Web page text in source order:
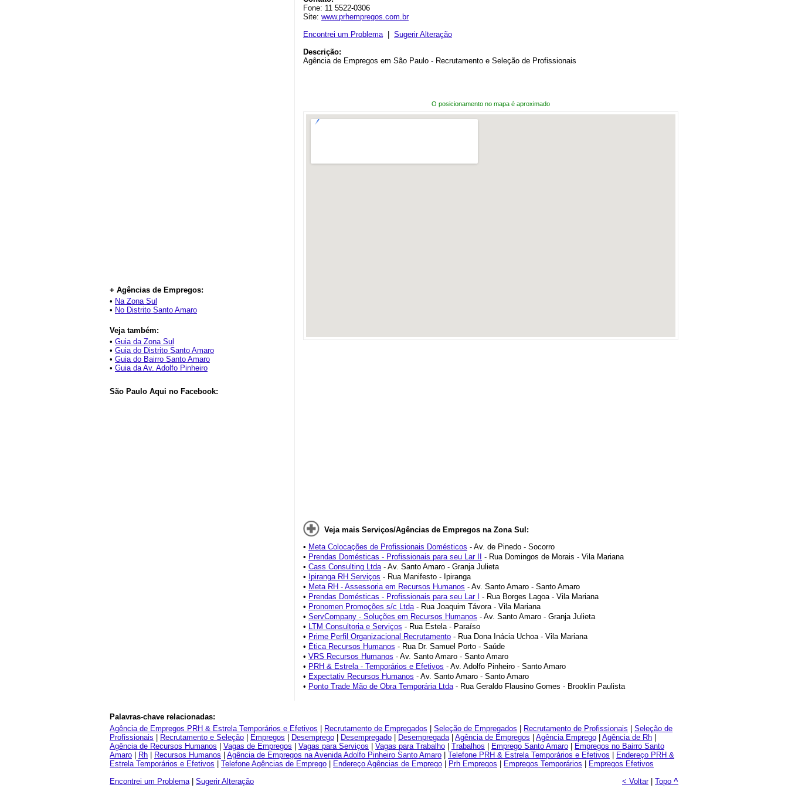
+ Agências de Empregos:
• Na Zona Sul
• No Distrito Santo Amaro
Veja também:
• Guia da Zona Sul
• Guia do Distrito Santo Amaro
• Guia do Bairro Santo Amaro
• Guia da Av. Adolfo Pinheiro
São Paulo Aqui no Facebook:
Fone: 11 5522-0306
Site: www.prhempregos.com.br
Encontrei um Problema| Sugerir Alteração
Descrição:
Agência de Empregos em São Paulo - Recrutamento e Seleção de Profissionais
O posicionamento no mapa é aproximado
Veja mais Serviços/Agências de Empregos na Zona Sul:
• Meta Colocações de Profissionais Domésticos - Av. de Pinedo - Socorro
• Prendas Domésticas - Profissionais para seu Lar II
- Rua Domingos de Morais - Vila Mariana
• Cass Consulting Ltda- Av. Santo Amaro - Granja Julieta
• Ipiranga RH Serviços - Rua Manifesto - Ipiranga
• Meta RH - Assessoria em Recursos Humanos - Av. Santo Amaro - Santo Amaro
• Prendas Domésticas - Profissionais para seu Lar I
- Rua Borges Lagoa - Vila Mariana
• Pronomen Promoções s/c Ltda- Rua Joaquim Távora - Vila Mariana
• ServCompany - Soluções em Recursos Humanos - Av. Santo Amaro - Granja Julieta
• LTM Consultoria e Serviços - Rua Estela - Paraíso
• Prime Perfil Organizacional Recrutamento - Rua Dona Inácia Uchoa - Vila Mariana
• Ética Recursos Humanos - Rua Dr. Samuel Porto - Saúde
• VRS Recursos Humanos - Av. Santo Amaro - Santo Amaro
• PRH & Estrela - Temporários e Efetivos - Av. Adolfo Pinheiro - Santo Amaro
• Expectativ Recursos Humanos - Av. Santo Amaro - Santo Amaro
• Ponto Trade Mão de Obra Temporária Ltda- Rua Geraldo Flausino Gomes - Brooklin Paulista
Palavras-chave relacionadas:
Agência de Empregos PRH & Estrela Temporários e Efetivos
Recrutamento de Empregados Seleção de Empregados Recrutamento de Profissionais
Seleção de
Profissionais
Recrutamento e Seleção Empregos Desemprego Desempregado Desempregada| Agência de Empregos Agência Emprego Agência de Rh
Agência de Recursos Humanos
Vagas de Empregos Vagas para Serviços Vagas para Trabalho Trabalhos Emprego Santo Amaro
Empregos no Bairro Santo
Amaro
Rh Recursos Humanos Agência de Empregos na Avenida Adolfo Pinheiro Santo Amaro Telefone PRH & Estrela Temporários e Efetivos
Endereço PRH &
Estrela Temporários e Efetivos
Telefone Agências de Emprego Endereço Agências de Emprego Prh Empregos Empregos Temporários
Empregos Efetivos
Encontrei um Problema| Sugerir Alteração < Voltar| Topo ^